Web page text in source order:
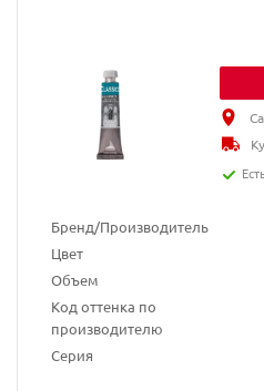
Бренд/Производитель
Цвет
Объем
Код оттенка по
производителю
Серия